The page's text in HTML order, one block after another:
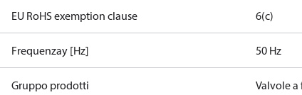
EU RoHS exemption clause 6(c)
Frequenzay [Hz] 50 Hz
Gruppo prodotti Valvole a